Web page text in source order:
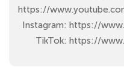
https://
Instagram: https://
TikTok: https://